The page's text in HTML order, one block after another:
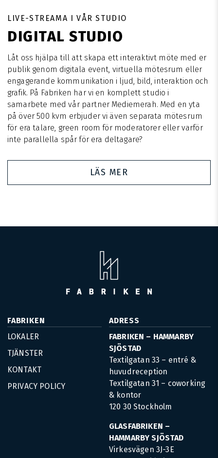
LIVE-STREAMA I VÅR STUDIO
DIGITAL STUDIO
Låt oss hjälpa till att skapa ett interaktivt möte med er
publik genom digitala event, virtuella mötesrum eller
engagerande kommunikation i ljud, bild, interaktion och
grafik. På Fabriken har vi en komplett studio i
samarbete med vår partner Mediemerah. Med en yta
på över 500 kvm erbjuder vi även separata mötesrum
för era talare, green room för moderatorer eller varför
inte parallella spår för era deltagare?
LÄS MER
FABRIKEN
LOKALER
TJÄNSTER
KONTAKT
PRIVACY POLICY
ADRESS
FABRIKEN – HAMMARBY
SJÖSTAD
Textilgatan 33 – entré &
huvudreception
Textilgatan 31 – coworking
& kontor
120 30 Stockholm
GLASFABRIKEN –
HAMMARBY SJÖSTAD
Virkesvägen 3J-3E